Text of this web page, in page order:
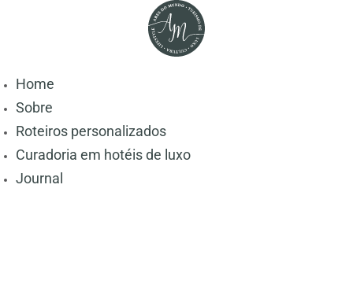
Home
Sobre
Roteiros personalizados
Curadoria em hotéis de luxo
Journal